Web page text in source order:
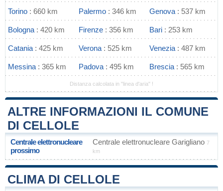
Torino : 660 km Palermo : 346 km Genova : 537 km
Bologna : 420 km Firenze : 356 km Bari : 253 km
Catania : 425 km Verona : 525 km Venezia : 487 km
Messina : 365 km Padova : 495 km Brescia : 565 km
Distanza calcolata in "linea d'aria" !
ALTRE INFORMAZIONI IL COMUNE
DI CELLOLE
Centrale elettronucleare
prossimo
Centrale elettronucleare Garigliano 7
km
CLIMA DI CELLOLE